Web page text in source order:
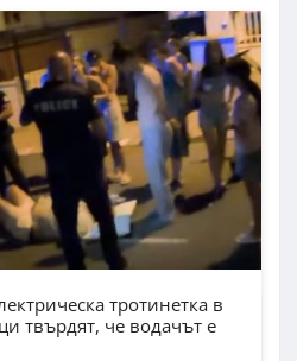
тротинетка в
твърдят, че водачът е